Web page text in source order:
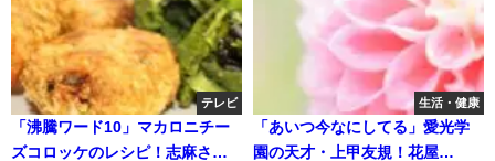
テレビ
「沸騰ワード10」マカロニチー
ズコロッケのレシピ！志麻さん
生活・健康
「あいつ今なにしてる」愛光学
園の天才・上甲友規！花屋